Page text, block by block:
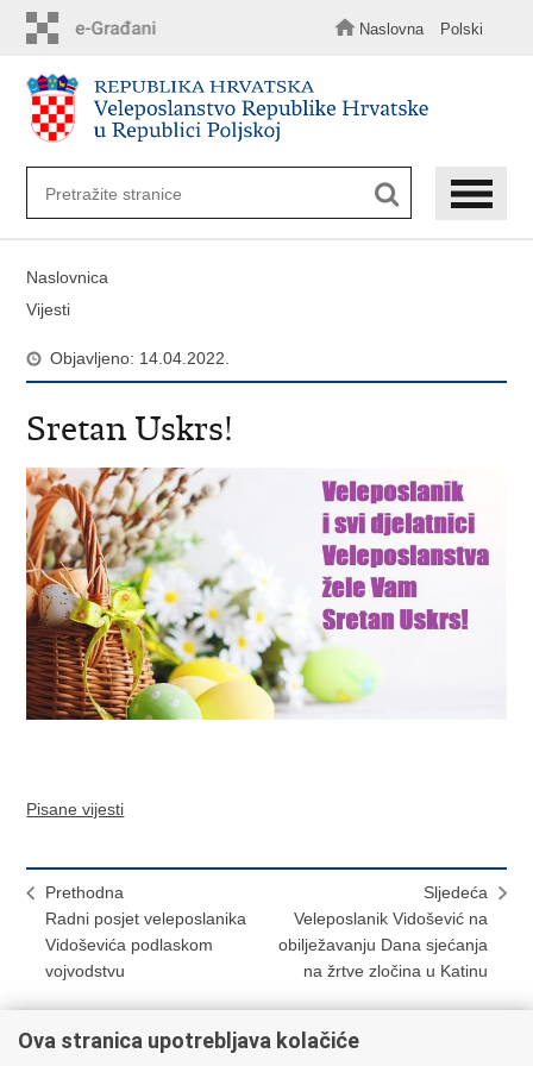
sadržaj
Naslovna Polski
Naslovnica
Vijesti
Objavljeno: 14.04.2022.
Sretan Uskrs!
Pisane vijesti
Prethodna
Radni posjet veleposlanika
Vidoševića podlaskom
vojvodstvu
Sljedeća
Veleposlanik Vidošević na
obilježavanju Dana sjećanja
na žrtve zločina u Katinu
Ova stranica upotrebljava kolačiće